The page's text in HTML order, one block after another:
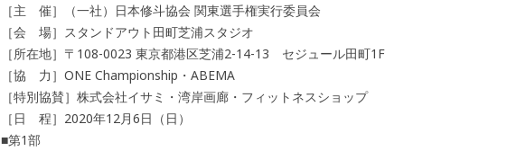
［主 催］（一社）日本修斗協会 関東選手権実行委員会
［会 場］スタンドアウト田町芝浦スタジオ
［所在地］〒108-0023 東京都港区芝浦2-14-13 セジュール田町1F
［協 力］ONE Championship・ABEMA
［特別協賛］株式会社イサミ・湾岸画廊・フィットネスショップ
［日 程］2020年12月6日（日）
■第1部